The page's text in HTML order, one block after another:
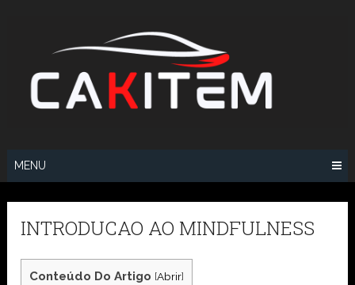
MENU
INTRODUCAO AO MINDFULNESS
Conteúdo Do Artigo [Abrir]